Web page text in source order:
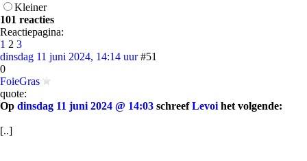
Kleiner
101 reacties
Reactiepagina:
1 2 3
dinsdag 11 juni 2024, 14:14 uur #51
0
FoieGras
quote:
Op dinsdag 11 juni 2024 @ 14:03 schreefLevoi het volgende:
[..]